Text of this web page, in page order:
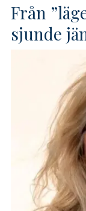
Från
sjunde